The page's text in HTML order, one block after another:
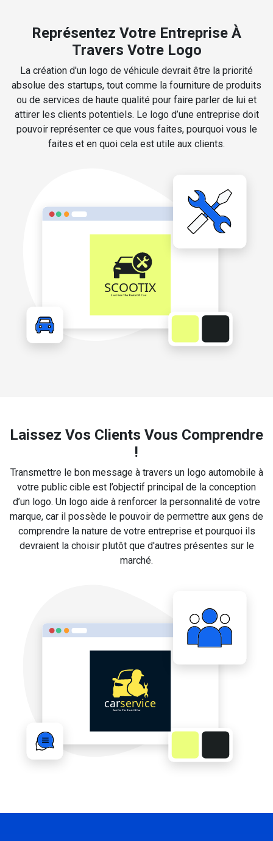
Représentez Votre Entreprise À
Travers Votre Logo
La création d'un logo de véhicule devrait être la priorité
absolue des startups, tout comme la fourniture de produits
ou de services de haute qualité pour faire parler de lui et
attirer les clients potentiels. Le logo d’une entreprise doit
pouvoir représenter ce que vous faites, pourquoi vous le
faites et en quoi cela est utile aux clients.
Laissez Vos Clients Vous Comprendre
!
Transmettre le bon message à travers un logo automobile à
votre public cible est l’objectif principal de la conception
d’un logo. Un logo aide à renforcer la personnalité de votre
marque, car il possède le pouvoir de permettre aux gens de
comprendre la nature de votre entreprise et pourquoi ils
devraient la choisir plutôt que d'autres présentes sur le
marché.